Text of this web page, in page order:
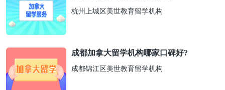
杭州上城区美世教育留学机构
成都加拿大留学机构哪家口碑好?
成都锦江区美世教育留学机构